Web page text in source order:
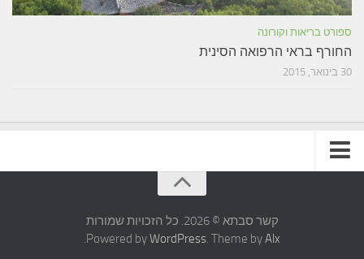
ספורט בריאות וקורונה
החורף בראי הרפואה הסינית
30 בינואר, 2015
קשר סבתא © 2026. כל הזכויות שמורות
Powered byWordPress. Theme byAlx
.